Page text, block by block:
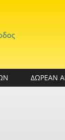
ΔΩΡΕΑΝ